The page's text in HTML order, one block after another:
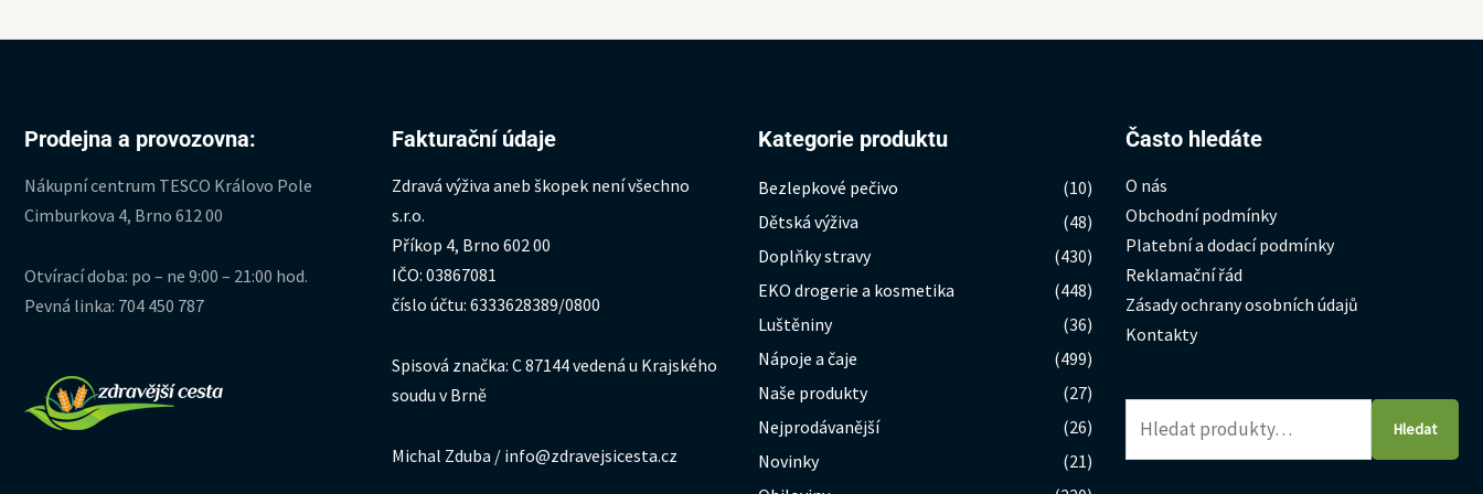
Prodejna a provozovna:
Nákupní centrum TESCO Královo Pole
Cimburkova 4, Brno 612 00
Otvírací doba: po – ne 9:00 – 21:00 hod.
Pevná linka: 704 450 787
Fakturační údaje
Zdravá výživa aneb škopek není všechno
s.r.o.
Příkop 4, Brno 602 00
IČO: 03867081
číslo účtu: 6333628389/0800
Spisová značka: C 87144 vedená u Krajského
soudu v Brně
Michal Zduba / info@zdravejsicesta.cz
Kategorie produktu
Bezlepkové pečivo
(10)
Dětská výživa
(48)
Doplňky stravy
(430)
EKO drogerie a kosmetika
(448)
Luštěniny
(36)
Nápoje a čaje
(499)
Naše produkty
(27)
Nejprodávanější
(26)
Novinky
(21)
Často hledáte
O nás
Obchodní podmínky
Platební a dodací podmínky
Reklamační řád
Zásady ochrany osobních údajů
Kontakty
Hledat:
Hledat